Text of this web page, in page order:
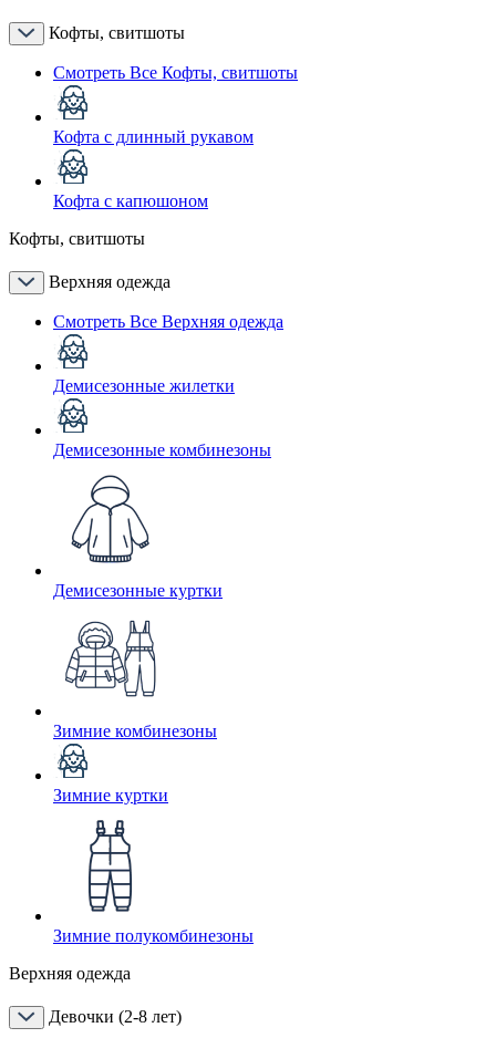
Кофты, свитшоты
Смотреть Все Кофты, свитшоты
Кофта с длинный рукавом
Кофта с капюшоном
Кофты, свитшоты
Верхняя одежда
Смотреть Все Верхняя одежда
Демисезонные жилетки
Демисезонные комбинезоны
Демисезонные куртки
Зимние комбинезоны
Зимние куртки
Зимние полукомбинезоны
Верхняя одежда
Девочки (2-8 лет)